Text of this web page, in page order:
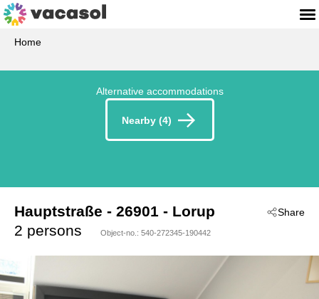
Home
Alternative accommodations
Nearby (4)
Share
Hauptstraße - 26901 - Lorup
2 persons
Object-no.: 540-272345-190442